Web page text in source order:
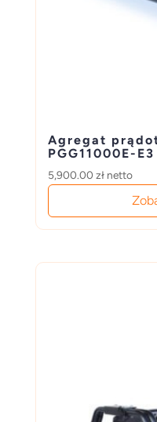
Agregat
PGG11000E-E3
5,900.00 zł netto